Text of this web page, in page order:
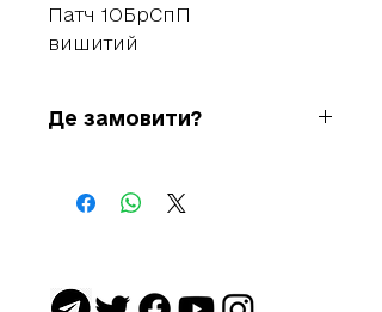
Патч 1ОБрСпП
вишитий
Де замовити?
+38 063 395 7078
м. Житомир, вул. Покровська 2